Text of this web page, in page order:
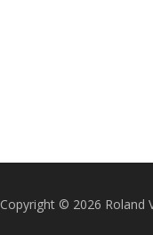
Copyright © 2026 Roland